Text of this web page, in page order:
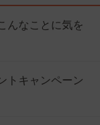
んなことに気を
トキャンペーン